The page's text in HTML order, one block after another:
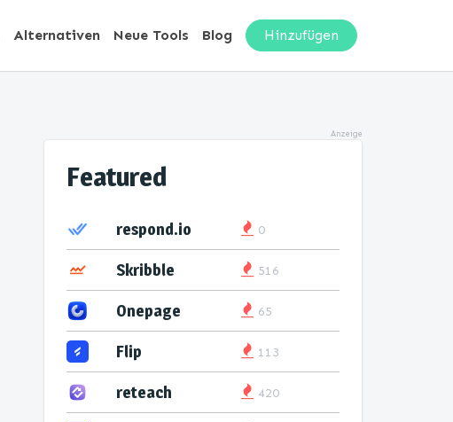
Alternativen Neue Tools Blog Hinzufügen
Anzeige
Featured
respond.io 0
Skribble 516
Onepage 65
Flip 113
reteach 420